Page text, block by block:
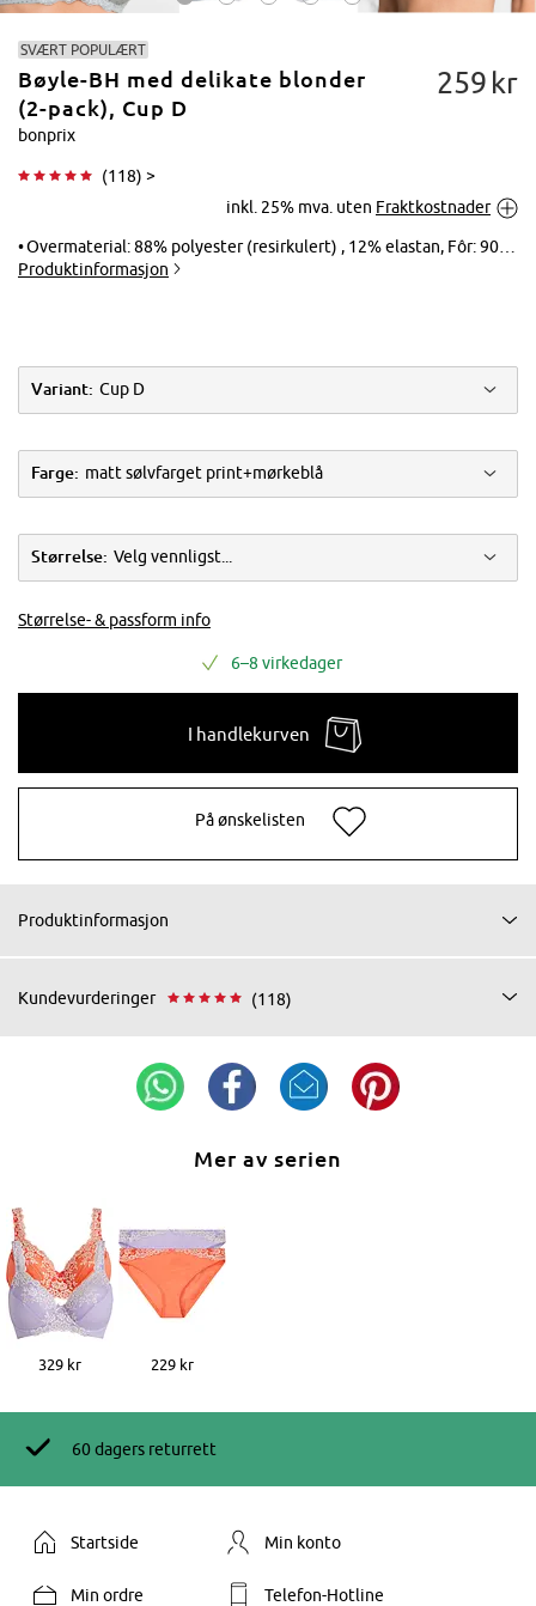
forstørre
SVÆRT POPULÆRT
Bøyle-BH med delikate blonder
(2-pack), Cup D
bonprix
(118) >
259 kr
inkl. 25% mva. uten Fraktkostnader
Overmaterial: 88% polyester (resirkulert) , 12% elastan, Fôr: 90% polyamid, 10% elastan, Blonder: 90% polyamid, 10% elastan
Produktinformasjon
Variant: Cup D
Farge: matt sølvfarget print+mørkeblå
Størrelse: Velg vennligst...
Størrelse- & passform info
6–8 virkedager
I handlekurven
På ønskelisten
Produktinformasjon
Kundevurderinger (118)
Mer av serien
329 kr 229 kr
60 dagers returrett
Startside Min konto
Min ordre Telefon-Hotline